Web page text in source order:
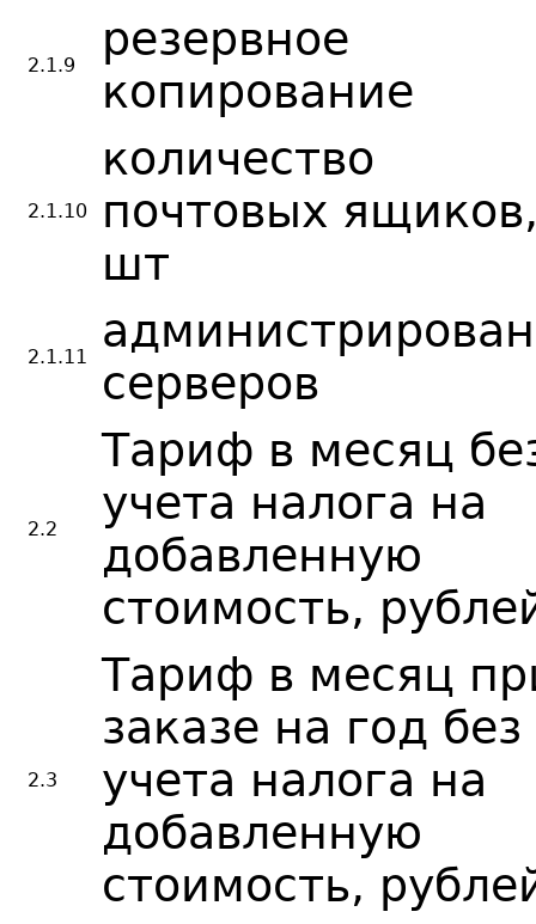
2.1.9
резервное
копирование
2.1.10
количество
почтовых
шт
2.1.11
серверов
2.2
Тариф в месяц
учета налога на
добавленную
стоимость,
2.3
Тариф в месяц
заказе на год без
учета налога на
добавленную
стоимость,